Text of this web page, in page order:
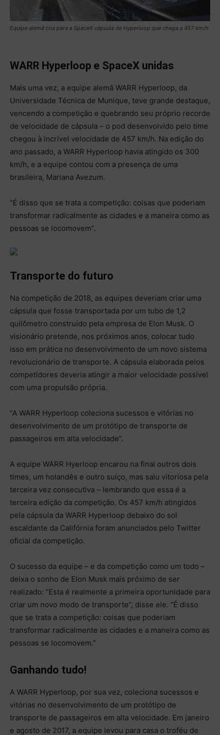
Equipe alemã cria para a SpaceX cápsula de Hyperloop que chega a 457 km/h
WARR Hyperloop e SpaceX unidas
Mais uma vez, a equipe alemã WARR Hyperloop, da
Universidade Técnica de Munique, teve grande destaque,
vencendo a competição e quebrando seu próprio recorde
de velocidade de cápsula – o pod desenvolvido pelo time
chegou à incrível velocidade de 457 km/h. Na edição do
ano passado, a WARR Hyperloop havia atingido os 300
km/h, e a equipe contou com a presença de uma
brasileira, Mariana Avezum.
“É disso que se trata a competição: coisas que poderiam
transformar radicalmente as cidades e a maneira como as
pessoas se locomovem”.
Transporte do futuro
Na competição de 2018, as equipes deveriam criar uma
cápsula que fosse transportada por um tubo de 1,2
quilômetro construído pela empresa de Elon Musk. O
visionário pretende, nos próximos anos, colocar tudo
isso em prática no desenvolvimento de um novo sistema
revolucionário de transporte. A cápsula elaborada pelos
competidores deveria atingir a maior velocidade possível
com uma propulsão própria.
“A WARR Hyperloop coleciona sucessos e vitórias no
desenvolvimento de um protótipo de transporte de
passageiros em alta velocidade”.
A equipe WARR Hyerloop encarou na final outros dois
times, um holandês e outro suíço, mas saiu vitoriosa pela
terceira vez consecutiva – lembrando que essa é a
terceira edição da competição. Os 457 km/h atingidos
pela cápsula da WARR Hyperloop debaixo do sol
escaldante da Califórnia foram anunciados pelo Twitter
oficial da competição.
O sucesso da equipe – e da competição como um todo –
deixa o sonho de Elon Musk mais próximo de ser
realizado: “Esta é realmente a primeira oportunidade para
criar um novo modo de transporte”, disse ele. “É disso
que se trata a competição: coisas que poderiam
transformar radicalmente as cidades e a maneira como as
pessoas se locomovem.”
Ganhando tudo!
A WARR Hyperloop, por sua vez, coleciona sucessos e
vitórias no desenvolvimento de um protótipo de
transporte de passageiros em alta velocidade. Em janeiro
e agosto de 2017, a equipe levou para casa o troféu de